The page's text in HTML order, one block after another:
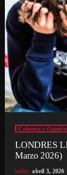
Columna y Opinión
LONDRES
Marzo 2026)
today abril 3, 2026